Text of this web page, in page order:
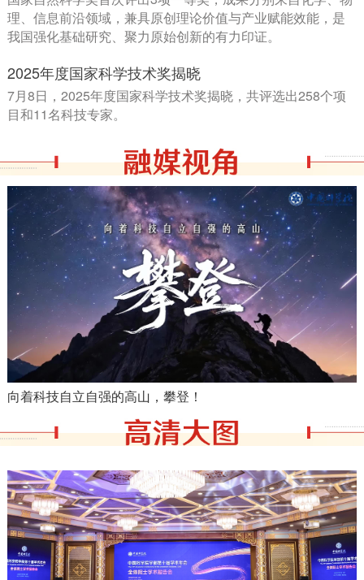
理、信息前沿领域，兼具原创理论价值与产业赋能效能，是
我国强化基础研究、聚力原始创新的有力印证。
2025年度国家科学技术奖揭晓
7月8日，2025年度国家科学技术奖揭晓，共评选出258个项
目和11名科技专家。
向着科技自立自强的高山，攀登！